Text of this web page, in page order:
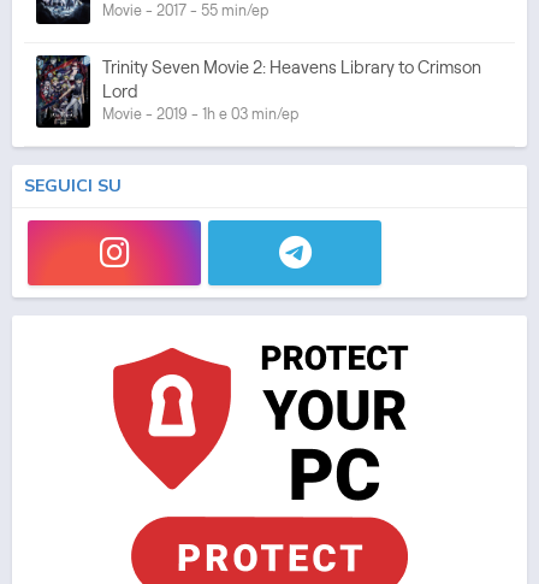
Movie - 2017 - 55 min/ep
Trinity Seven Movie 2: Heavens Library to Crimson
Lord
Movie - 2019 - 1h e 03 min/ep
SEGUICI SU